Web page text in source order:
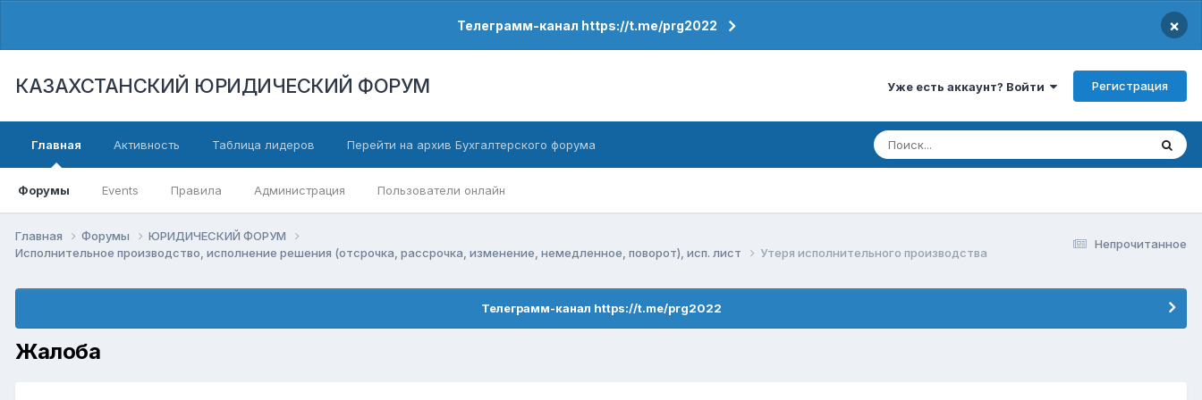
Телеграмм-канал https://t.me/prg2022 ×
КАЗАХСТАНСКИЙ ЮРИДИЧЕСКИЙ ФОРУМ Уже есть аккаунт? Войти Регистрация
Главная
Форумы Events Правила Администрация Пользователи онлайн
Активность Таблица лидеров Перейти на архив Бухгалтерского форума
Непрочитанное
Главная Форумы
ЮРИДИЧЕСКИЙ ФОРУМ
Исполнительное производство, исполнение решения (отсрочка, рассрочка, изменение, немедленное, поворот), исп. лист
Утеря исполнительного производства
Телеграмм-канал https://t.me/prg2022
Жалоба